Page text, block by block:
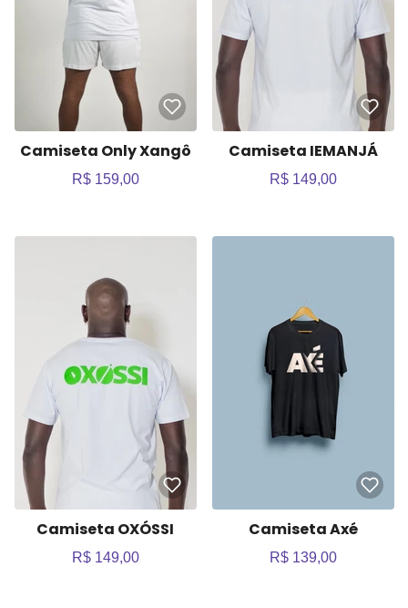
Camiseta Only Xangô
R$ 159,00
Camiseta IEMANJÁ
R$ 149,00
Camiseta OXÓSSI
R$ 149,00
Camiseta Axé
R$ 139,00